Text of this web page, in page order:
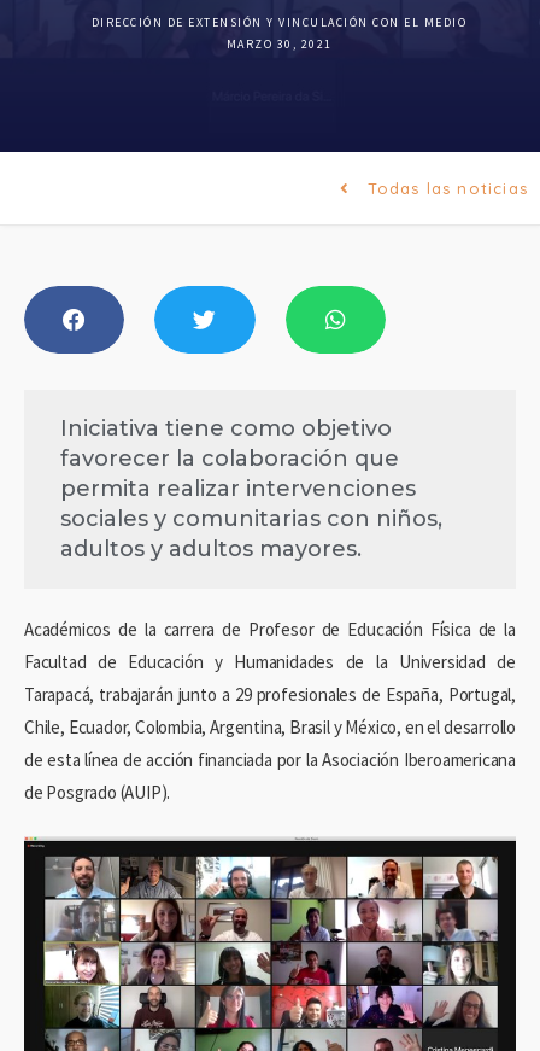
DIRECCIÓN DE EXTENSIÓN Y VINCULACIÓN CON EL MEDIO
MARZO 30, 2021
Todas las noticias
Iniciativa tiene como objetivo
favorecer la colaboración que
permita realizar intervenciones
sociales y comunitarias con niños,
adultos y adultos mayores.
Académicos de la carrera de Profesor de Educación Física de la
Facultad de Educación y Humanidades de la Universidad de
Tarapacá, trabajarán junto a 29 profesionales de España, Portugal,
Chile, Ecuador, Colombia, Argentina, Brasil y México, en el desarrollo
de esta línea de acción financiada por la Asociación Iberoamericana
de Posgrado (AUIP).